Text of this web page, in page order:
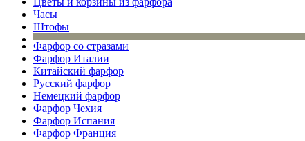
Часы
Штофы
Фарфор со стразами
Фарфор Италии
Китайский фарфор
Русский фарфор
Немецкий фарфор
Фарфор Чехия
Фарфор Испания
Фарфор Франция